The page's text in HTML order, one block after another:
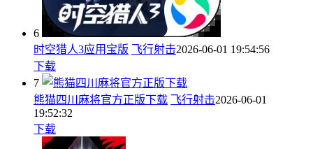
6
时空猎人3应用宝版 飞行射击2026-06-01 19:54:56
下载
7
熊猫四川麻将官方正版下载 飞行射击2026-06-01
19:52:32
下载